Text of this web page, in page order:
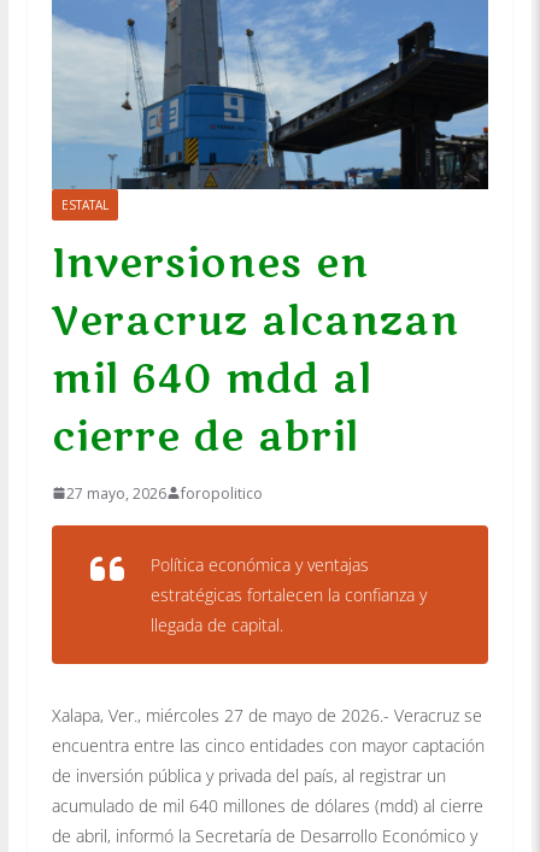
ESTATAL
Inversiones en
Veracruz alcanzan
mil 640 mdd al
cierre de abril
27 mayo, 2026 foropolitico
Política económica y ventajas
estratégicas fortalecen la confianza y
llegada de capital.
Xalapa, Ver., miércoles 27 de mayo de 2026.- Veracruz se
encuentra entre las cinco entidades con mayor captación
de inversión pública y privada del país, al registrar un
acumulado de mil 640 millones de dólares (mdd) al cierre
de abril, informó la Secretaría de Desarrollo Económico y